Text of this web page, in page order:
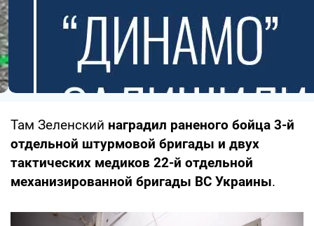
Там Зеленский наградил раненого бойца 3-й
отдельной штурмовой бригады и двух
тактических медиков 22-й отдельной
механизированной бригады ВС Украины.